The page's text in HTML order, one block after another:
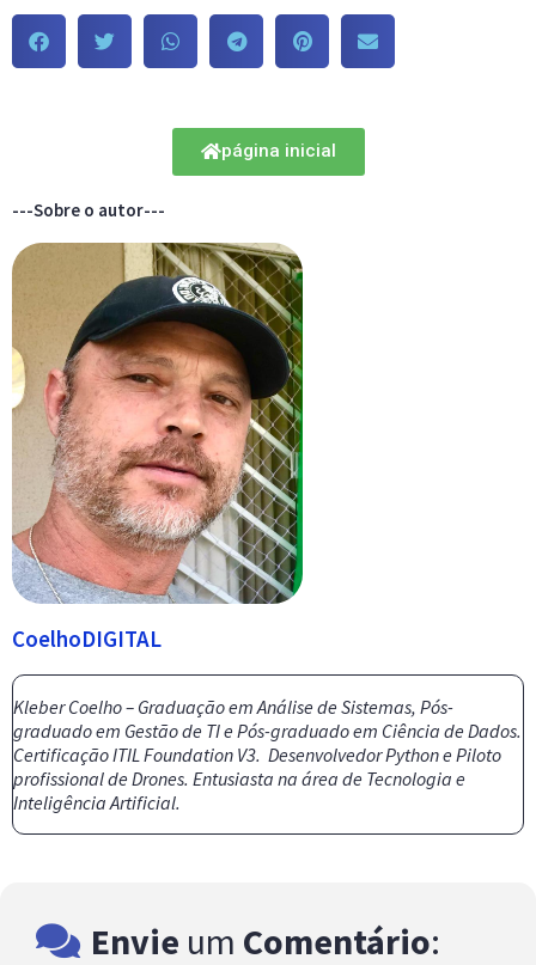
página inicial
---Sobre o autor---
CoelhoDIGITAL
Kleber Coelho – Graduação em Análise de Sistemas, Pós-
graduado em Gestão de TI e Pós-graduado em Ciência de Dados.
Certificação ITIL Foundation V3. Desenvolvedor Python e Piloto
profissional de Drones. Entusiasta na área de Tecnologia e
Inteligência Artificial.
Envie um Comentário: